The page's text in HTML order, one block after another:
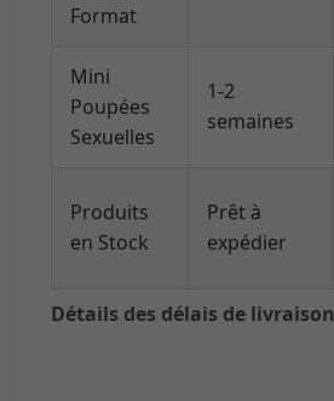
Détails des délais de livraison
Format
Mini
Poupées
Sexuelles
1-2
semaines
Produits
en Stock
Prêt à
expédier